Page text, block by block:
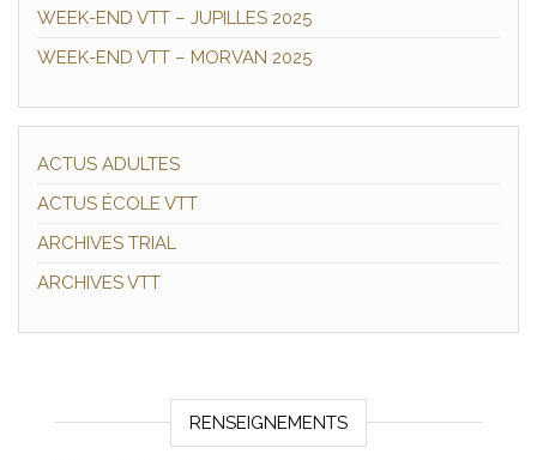
WEEK-END VTT – JUPILLES 2025
WEEK-END VTT – MORVAN 2025
ACTUS ADULTES
ACTUS ÉCOLE VTT
ARCHIVES TRIAL
ARCHIVES VTT
RENSEIGNEMENTS